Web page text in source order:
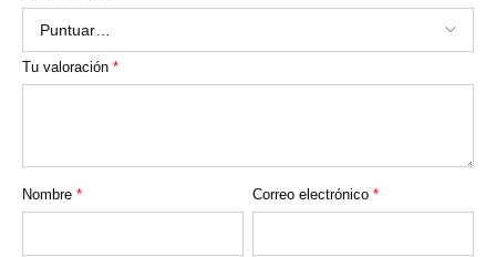
Tu valoración *
Nombre * Correo electrónico*